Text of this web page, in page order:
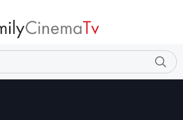
BIBI FILM CON RAI CINEMA